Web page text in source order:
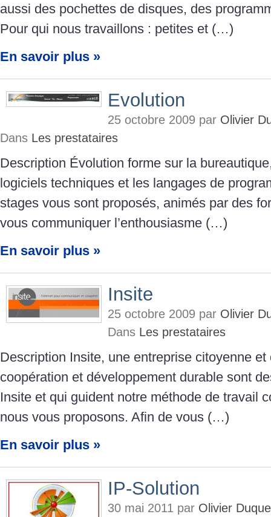
aussi des pochettes de disques, des
Pour qui nous travaillons : petites et (…)
En savoir plus »
Evolution
25 octobre 2009 par Olivier
Dans Les prestataires
Description Évolution forme sur la
logiciels techniques et les langages de
stages vous sont proposés, animés par des
vous communiquer l’enthousiasme (…)
En savoir plus »
Insite
25 octobre 2009 par Olivier
Dans Les prestataires
Description Insite, une entreprise citoyenne
coopération et développement durable sont
Insite et qui guident notre méthode de travail
nous vous proposons. Afin de vous (…)
En savoir plus »
IP-Solution
30 mai 2011 par Olivier